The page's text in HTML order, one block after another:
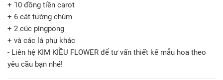
+ 10 đồng tiền carot
+ 6 cát tường chùm
+ 2 cúc pingpong
+ và các lá phụ khác
- Liên hệ KIM KIỀU FLOWER để tư vấn thiết kế mẫu hoa theo
yêu cầu bạn nhé!